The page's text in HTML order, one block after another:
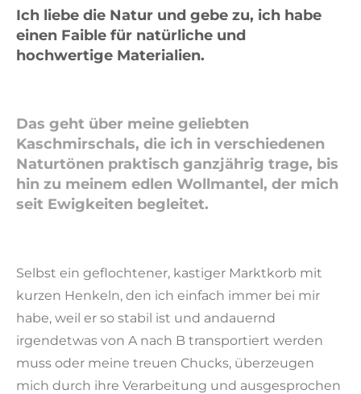
Ich liebe die Natur und gebe zu, ich habe
einen Faible für natürliche und
hochwertige Materialien.
Das geht über meine geliebten
Kaschmirschals, die ich in verschiedenen
Naturtönen praktisch ganzjährig trage, bis
hin zu meinem edlen Wollmantel, der mich
seit Ewigkeiten begleitet.
Selbst ein geflochtener, kastiger Marktkorb mit
kurzen Henkeln, den ich einfach immer bei mir
habe, weil er so stabil ist und andauernd
irgendetwas von A nach B transportiert werden
muss oder meine treuen Chucks, überzeugen
mich durch ihre Verarbeitung und ausgesprochen